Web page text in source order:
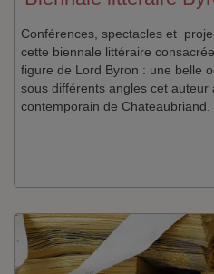
Conférences, spectacles et
cette biennale littéraire
figure de Lord Byron : une belle
sous différents angles cet auteur
contemporain de Chateaubriand.